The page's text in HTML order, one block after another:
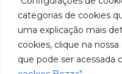
categorias de cookies
uma explicação mais
cookies, clique na nossa
que pode ser acessada
America.